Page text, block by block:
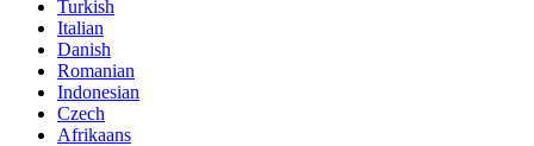
Turkish
Italian
Danish
Romanian
Indonesian
Czech
Afrikaans